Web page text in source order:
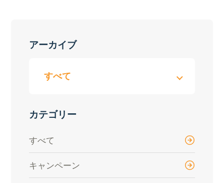
アーカイブ
カテゴリー
すべて
キャンペーン